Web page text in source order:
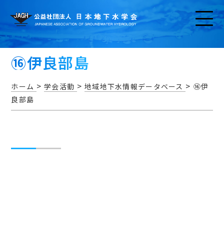
⑯伊良部島
ホーム >学会活動 >地域地下水情報データベース > ⑯伊
良部島